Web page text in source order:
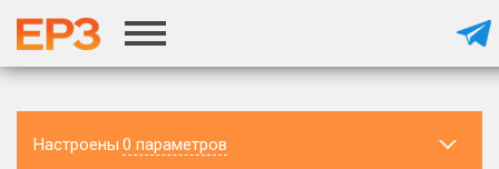
Настроены 0 параметров